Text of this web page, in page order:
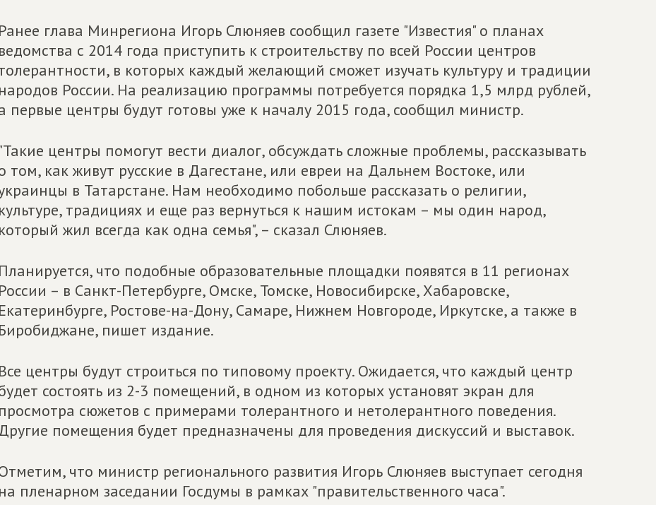
Ранее глава Минрегиона Игорь Слюняев сообщил газете "Известия" о планах
ведомства с 2014 года приступить к строительству по всей России центров
в которых каждый желающий сможет изучать культуру и традиции
народов России. На реализацию программы потребуется порядка 1,5 млрд рублей,
первые центры будут готовы уже к началу 2015 года, сообщил министр.
"Такие центры помогут вести диалог, обсуждать сложные проблемы, рассказывать
том, как живут русские в Дагестане, или евреи на Дальнем Востоке, или
в Татарстане. Нам необходимо побольше рассказать о религии,
культуре, традициях и еще раз вернуться к нашим истокам – мы один народ,
который жил всегда как одна семья", – сказал Слюняев.
Планируется, что подобные образовательные площадки появятся в 11 регионах
России – в Санкт-Петербурге, Омске, Томске, Новосибирске, Хабаровске,
Екатеринбурге, Ростове-на-Дону, Самаре, Нижнем Новгороде, Иркутске, а также в
Биробиджане, пишет издание.
Все центры будут строиться по типовому проекту. Ожидается, что каждый центр
состоять из 2-3 помещений, в одном из которых установят экран для
просмотра сюжетов с примерами толерантного и нетолерантного поведения.
помещения будет предназначены для проведения дискуссий и выставок.
что министр регионального развития Игорь Слюняев выступает сегодня
на пленарном заседании Госдумы в рамках "правительственного часа".